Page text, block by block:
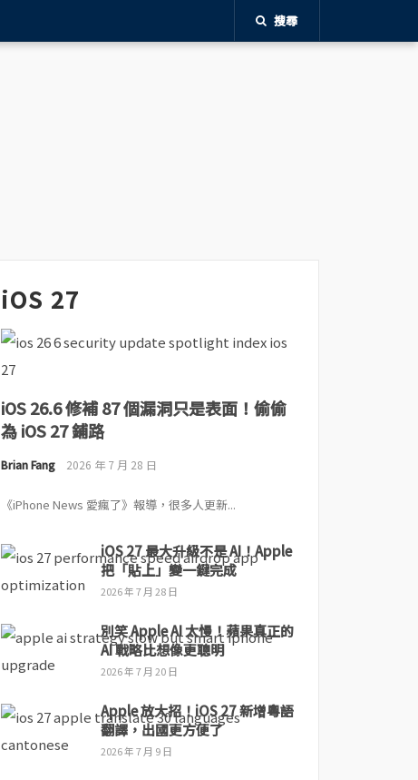
搜尋
iOS 27
iOS 26.6 修補 87 個漏洞只是表面！偷偷
為 iOS 27 鋪路
Brian Fang 2026 年 7 月 28 日
《iPhone News 愛瘋了》報導，很多人更新...
iOS 27 最大升級不是 AI！Apple
把「貼上」變一鍵完成
2026 年 7 月 28 日
別笑 Apple AI 太慢！蘋果真正的
AI 戰略比想像更聰明
2026 年 7 月 20 日
Apple 放大招！iOS 27 新增粵語
翻譯，出國更方便了
2026 年 7 月 9 日